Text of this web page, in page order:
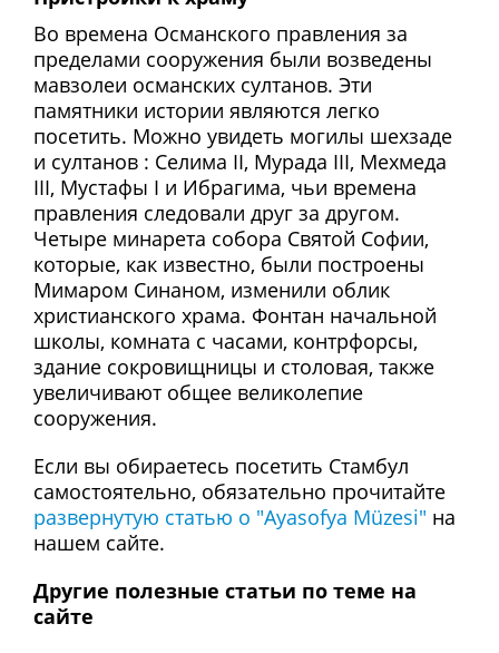
Во времена Османского правления за
пределами сооружения были возведены
мавзолеи османских султанов. Эти
памятники истории являются легко
посетить. Можно увидеть могилы шехзаде
и султанов : Селима II, Мурада III, Мехмеда
III, Мустафы I и Ибрагима, чьи времена
правления следовали друг за другом.
Четыре минарета собора Святой Софии,
которые, как известно, были построены
Мимаром Синаном, изменили облик
христианского храма. Фонтан начальной
школы, комната с часами, контрфорсы,
здание сокровищницы и столовая, также
увеличивают общее великолепие
сооружения.
Если вы обираетесь посетить Стамбул
самостоятельно, обязательно прочитайте
развернутую статью о "Ayasofya Müzesi" на
нашем сайте.
Другие полезные статьи по теме на
сайте